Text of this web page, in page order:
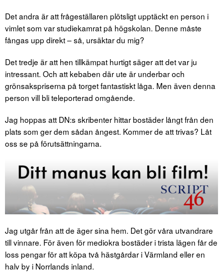
Det andra är att frågeställaren plötsligt upptäckt en person i
vimlet som var studiekamrat på högskolan. Denne måste
fångas upp direkt – så, ursäktar du mig?
Det tredje är att hen tillkämpat hurtigt säger att det var ju
intressant. Och att kebaben där ute är underbar och
grönsakspriserna på torget fantastiskt låga. Men även denna
person vill bli teleporterad omgående.
Jag hoppas att DN:s skribenter hittar bostäder långt från den
plats som ger dem sådan ångest. Kommer de att trivas? Låt
oss se på förutsättningarna.
Jag utgår från att de äger sina hem. Det gör våra utvandrare
till vinnare. För även för mediokra bostäder i trista lägen får de
loss pengar för att köpa två hästgårdar i Värmland eller en
halv by i Norrlands inland.